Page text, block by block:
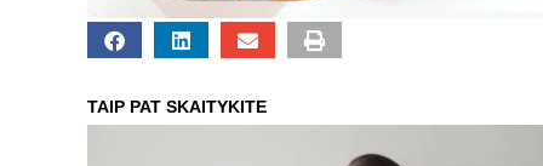
TAIP PAT SKAITYKITE